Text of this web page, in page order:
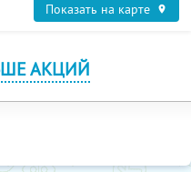
Показать на карте
АКЦИЙ